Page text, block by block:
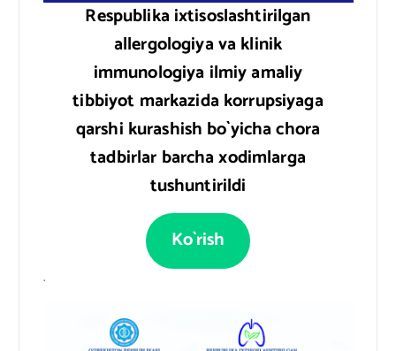
Respublika ixtisoslashtirilgan
allergologiya va klinik
immunologiya ilmiy amaliy
tibbiyot markazida korrupsiyaga
qarshi kurashish bo`yicha chora
tadbirlar barcha xodimlarga
tushuntirildi
Ko`rish
.